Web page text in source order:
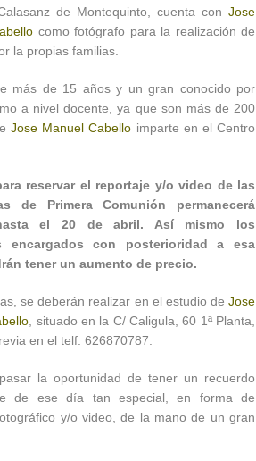
de Montequinto, cuenta con Jose
como fotógrafo para la realización de
la propias familias.
más de 15 años y un gran conocido por
a nivel docente, ya que son más de 200
Jose Manuel Cabello imparte en el Centro
reservar el reportaje y/o video de las
de Primera Comunión permanecerá
el 20 de abril. Así mismo los
encargados con posterioridad a esa
tener un aumento de precio.
se deberán realizar en el estudio de Jose
, situado en la C/ Caligula, 60 1ª Planta,
en el telf: 626870787.
la oportunidad de tener un recuerdo
de ese día tan especial, en forma de
y/o video, de la mano de un gran